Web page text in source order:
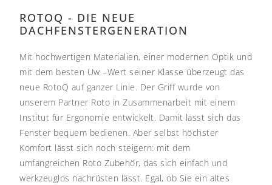
ROTOQ - DIE NEUE
DACHFENSTERGENERATION
Mit hochwertigen Materialien, einer modernen Optik und
mit dem besten Uw –Wert seiner Klasse überzeugt das
neue RotoQ auf ganzer Linie. Der Griff wurde von
unserem Partner Roto in Zusammenarbeit mit einem
Institut für Ergonomie entwickelt. Damit lässt sich das
Fenster bequem bedienen. Aber selbst höchster
Komfort lässt sich noch steigern: mit dem
umfangreichen Roto Zubehör, das sich einfach und
werkzeuglos nachrüsten lässt. Egal, ob Sie ein altes